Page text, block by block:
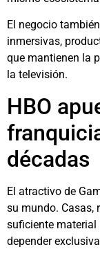
El negocio
inmersivas,
que mantienen la
la televisión.
HBO
décadas
El atractivo de
su mundo. Casas,
suficiente material
depender